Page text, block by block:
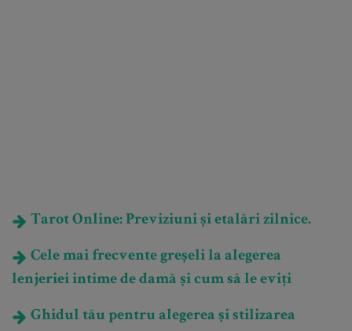
Tarot Online: Previziuni și etalări zilnice.
Cele mai frecvente greșeli la alegerea
lenjeriei intime de damă și cum să le eviți
Ghidul tău pentru alegerea și stilizarea